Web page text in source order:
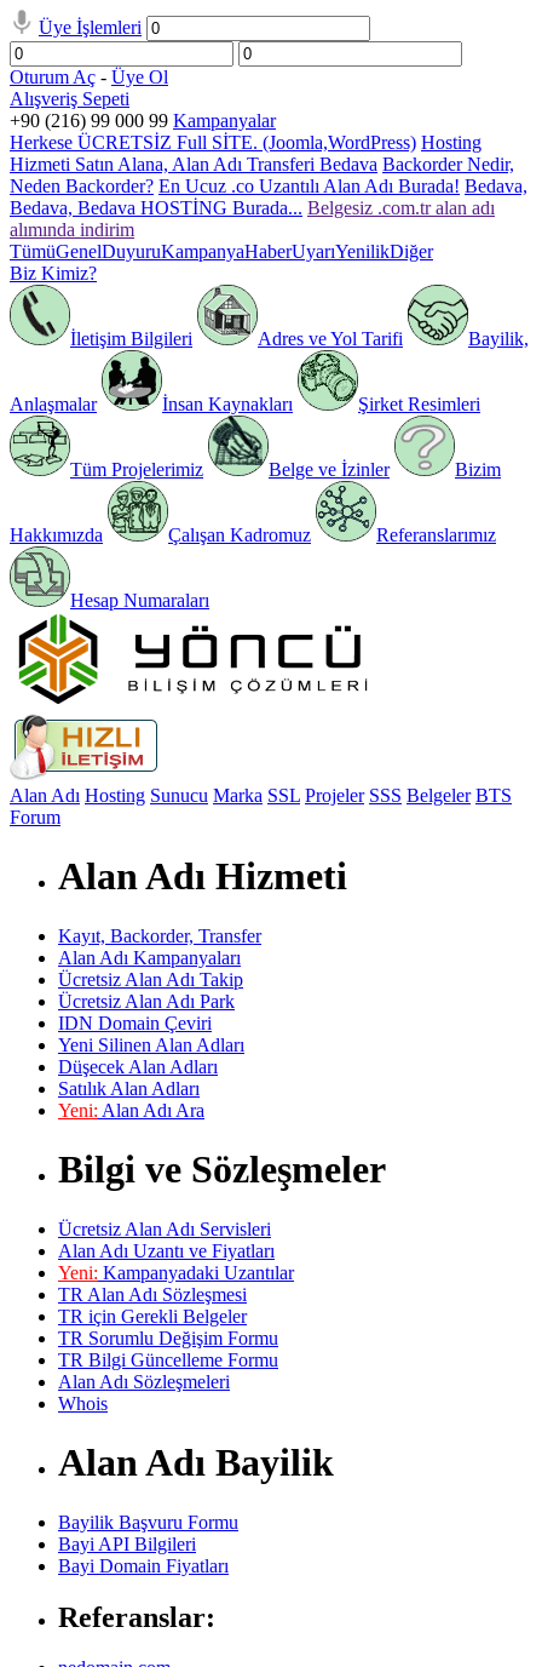
Üye İşlemleri
Oturum Aç - Üye Ol
Alışveriş Sepeti
+90 (216) 99 000 99 Kampanyalar
Herkese ÜCRETSİZ Full SİTE. (Joomla,WordPress) Hosting
Hizmeti Satın Alana, Alan Adı Transferi Bedava Backorder Nedir,
Neden Backorder? En Ucuz .co Uzantılı Alan Adı Burada! Bedava,
Bedava, Bedava HOSTİNG Burada... Belgesiz .com.tr alan adı
alımında indirim
TümüGenelDuyuruKampanyaHaberUyarıYenilikDiğer
Biz Kimiz?
İletişim Bilgileri Adres ve Yol Tarifi Bayilik,
Anlaşmalar İnsan Kaynakları Şirket Resimleri
Tüm Projelerimiz Belge ve İzinler Bizim
Hakkımızda Çalışan Kadromuz Referanslarımız
Hesap Numaraları
Alan Adı Hosting Sunucu Marka SSL Projeler SSS Belgeler BTS
Forum
Alan Adı Hizmeti
Kayıt, Backorder, Transfer
Alan Adı Kampanyaları
Ücretsiz Alan Adı Takip
Ücretsiz Alan Adı Park
IDN Domain Çeviri
Yeni Silinen Alan Adları
Düşecek Alan Adları
Satılık Alan Adları
Yeni: Alan Adı Ara
Bilgi ve Sözleşmeler
Ücretsiz Alan Adı Servisleri
Alan Adı Uzantı ve Fiyatları
Yeni: Kampanyadaki Uzantılar
TR Alan Adı Sözleşmesi
TR için Gerekli Belgeler
TR Sorumlu Değişim Formu
TR Bilgi Güncelleme Formu
Alan Adı Sözleşmeleri
Whois
Alan Adı Bayilik
Bayilik Başvuru Formu
Bayi API Bilgileri
Bayi Domain Fiyatları
Referanslar: